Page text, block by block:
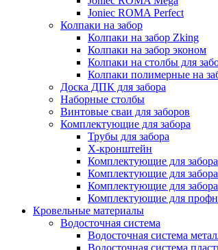
Joniec ROMA Perfect
Колпаки на забор
Колпаки на забор Zking
Колпаки на забор эконом
Колпаки на столбы для
Колпаки полимерные на
Доска ДПК для забора
Наборные столбы
Винтовые сваи для заборов
Комплектующие для забора
Трубы для забора
Х-кронштейн
Комплектующие для
Комплектующие для
Комплектующие для
Комплектующие для
Кровельные материалы
Водосточная система
Водосточная система
Водосточная система